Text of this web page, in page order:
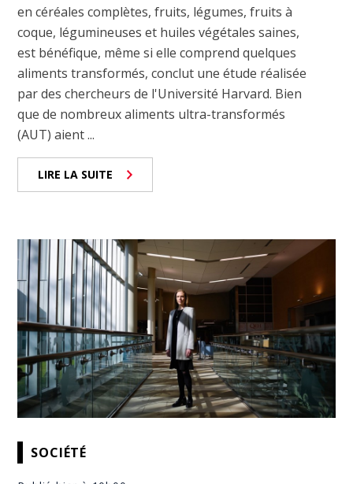
en céréales complètes, fruits, légumes, fruits à
coque, légumineuses et huiles végétales saines,
est bénéfique, même si elle comprend quelques
aliments transformés, conclut une étude réalisée
par des chercheurs de l'Université Harvard. Bien
que de nombreux aliments ultra-transformés
(AUT) aient ...
LIRE LA SUITE
SOCIÉTÉ